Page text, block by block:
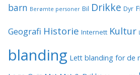
barn Berømte personer Bil Drikke Dyr
Geografi Historie Internett Kultur
blanding Lett blanding for de